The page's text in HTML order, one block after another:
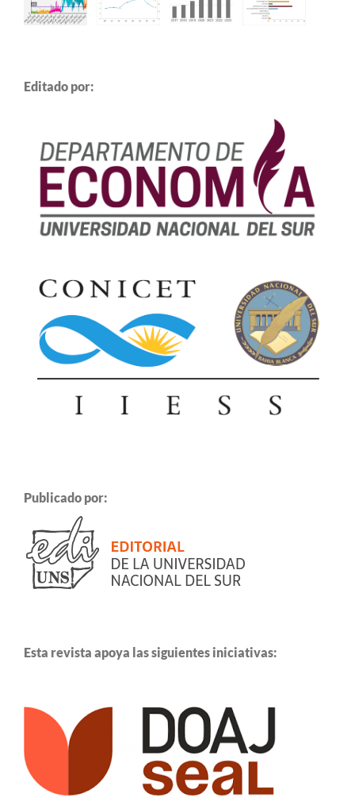
Editado por:
Publicado por:
Esta revista apoya las siguientes iniciativas: